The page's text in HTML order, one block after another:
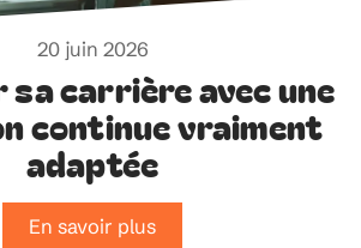
20 juin 2026
carrière avec une
continue vraiment
adaptée
En savoir plus